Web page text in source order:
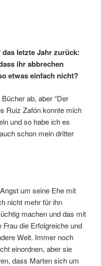
letzte Jahr zurück:
ihr abbrechen
etwas einfach nicht?
ab, aber “Der
Ruiz Zafón konnte mich
und so habe ich es
schon mein dritter
um seine Ehe mit
nicht mehr für ihn
machen und das mit
die Erfolgreiche und
Welt. Immer noch
einordnen, aber sie
dass Marten sich um